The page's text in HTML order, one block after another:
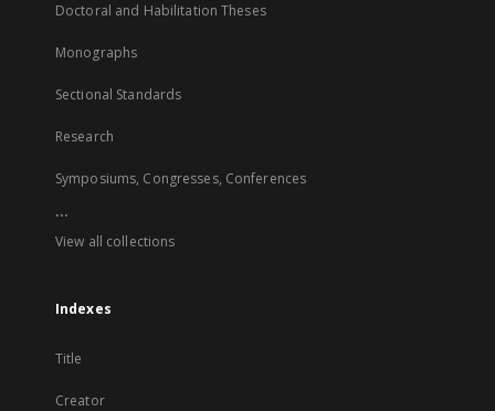
Doctoral and Habilitation Theses
Monographs
Sectional Standards
Research
Symposiums, Congresses, Conferences
...
View all collections
Indexes
Title
Creator